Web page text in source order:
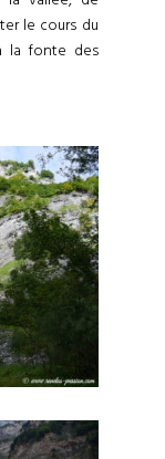
le cours du
la fonte des